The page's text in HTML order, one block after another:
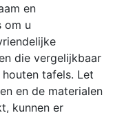
en
om u
die vergelijkbaar
tafels. Let
en de materialen
kunnen er